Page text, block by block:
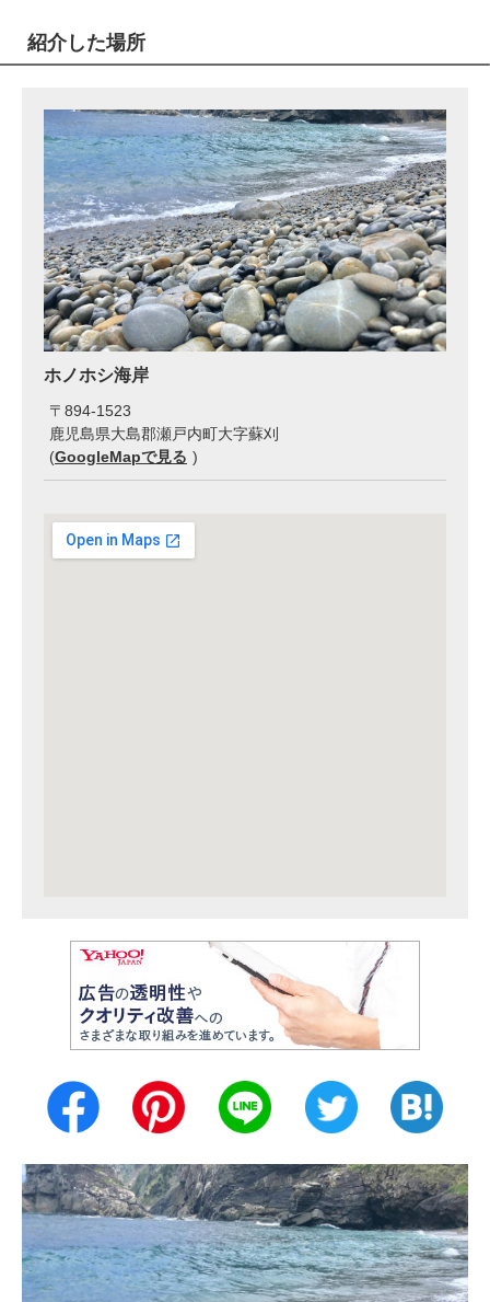
紹介した場所
ホノホシ海岸
〒 894-1523
鹿児島県大島郡瀬戸内町大字蘇刈
(GoogleMapで見る )